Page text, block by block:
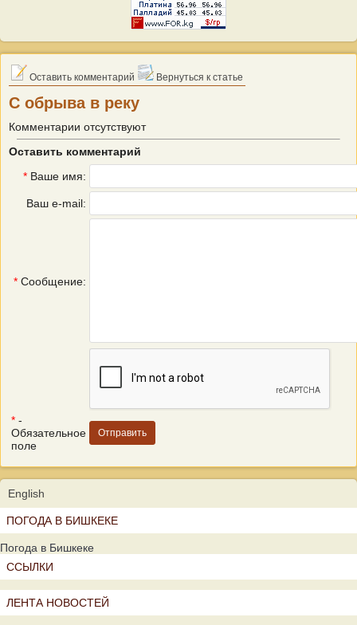
Оставить комментарий Вернуться к статье
С обрыва в реку
Комментарии отсутствуют
Оставить комментарий
* Ваше имя:
Ваш e-mail:
* Сообщение:
* -
Обязательное
поле
English
ПОГОДА В БИШКЕКЕ
Погода в Бишкеке
ССЫЛКИ
ЛЕНТА НОВОСТЕЙ